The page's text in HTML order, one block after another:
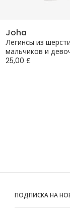
Joha
Легинсы из
мальчиков и
25,00 £
ПОДПИСКА НА